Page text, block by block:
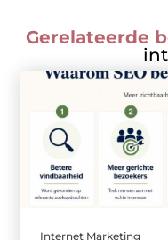
Gerelateerde
Internet Marketing